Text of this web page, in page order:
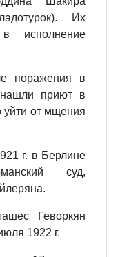
Их
исполнение
поражения в
приют в
уйти от мщения
г. в Берлине
суд,
Геворкян
1922 г.